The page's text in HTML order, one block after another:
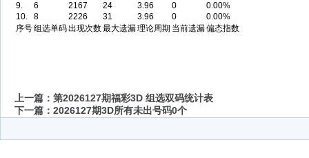
9.
6 2167 24 3.96 0
0.00%
10.
8 2226 31 3.96 0
0.00%
序号组选单码出现次数最大遗漏理论周期 当前遗漏偏态指数
上一篇： 第2026127期福彩3D 组选双码统计表
下一篇： 2026127期3D所有未出号码0个